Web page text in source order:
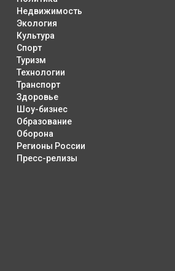
Недвижимость
Экология
Культура
Спорт
Туризм
Технологии
Транспорт
Здоровье
Шоу-бизнес
Образование
Оборона
Регионы России
Пресс-релизы